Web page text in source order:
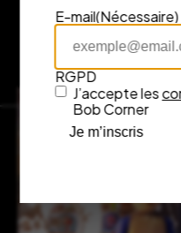
E-mail(Nécessaire)
RGPD
J’accepte les
Bob Corner
Je m’inscris